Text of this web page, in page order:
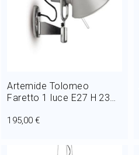
Artemide Tolomeo
Faretto 1 luce E27 H 23
195,00 €